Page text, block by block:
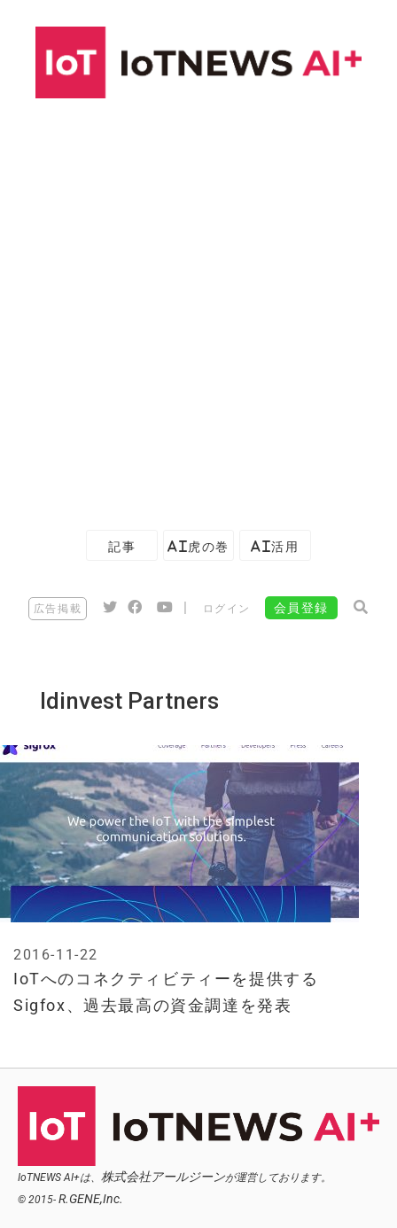
記事 AI虎の巻 AI活用
広告掲載 ログイン 会員登録
Idinvest Partners
IoTへのコネクティビティーを提供する
Sigfox、過去最高の資金調達を発表
2016-11-22
IoTNEWS AI+は、 株式会社アールジーンが運営しております。
© 2015- R.GENE,Inc.